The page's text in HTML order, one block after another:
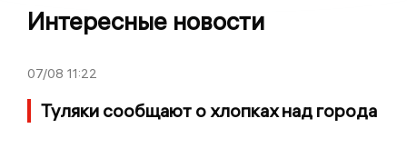
Интересные новости
07/08 11:22
Туляки сообщают о хлопках над города